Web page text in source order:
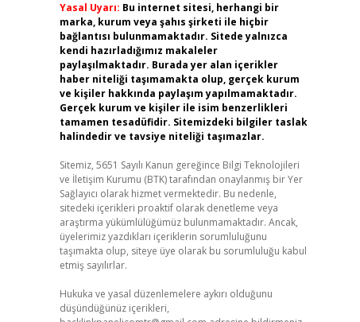
Yasal Uyarı: Bu internet sitesi, herhangi bir
marka, kurum veya şahıs şirketi ile hiçbir
bağlantısı bulunmamaktadır. Sitede yalnızca
kendi hazırladığımız makaleler
paylaşılmaktadır. Burada yer alan içerikler
haber niteliği taşımamakta olup, gerçek kurum
ve kişiler hakkında paylaşım yapılmamaktadır.
Gerçek kurum ve kişiler ile isim benzerlikleri
tamamen tesadüfidir. Sitemizdeki bilgiler taslak
halindedir ve tavsiye niteliği taşımazlar.
Sitemiz, 5651 Sayılı Kanun gereğince Bilgi Teknolojileri
ve İletişim Kurumu (BTK) tarafından onaylanmış bir Yer
Sağlayıcı olarak hizmet vermektedir. Bu nedenle,
sitedeki içerikleri proaktif olarak denetleme veya
araştırma yükümlülüğümüz bulunmamaktadır. Ancak,
üyelerimiz yazdıkları içeriklerin sorumluluğunu
taşımakta olup, siteye üye olarak bu sorumluluğu kabul
etmiş sayılırlar.
Hukuka ve yasal düzenlemelere aykırı olduğunu
düşündüğünüz içerikleri,